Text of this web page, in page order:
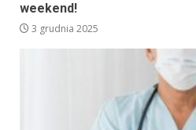
weekend!
3 grudnia 2025